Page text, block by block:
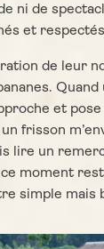
ni de
et
de leur
Quand
et
frisson
lire un
ce moment
simple mais